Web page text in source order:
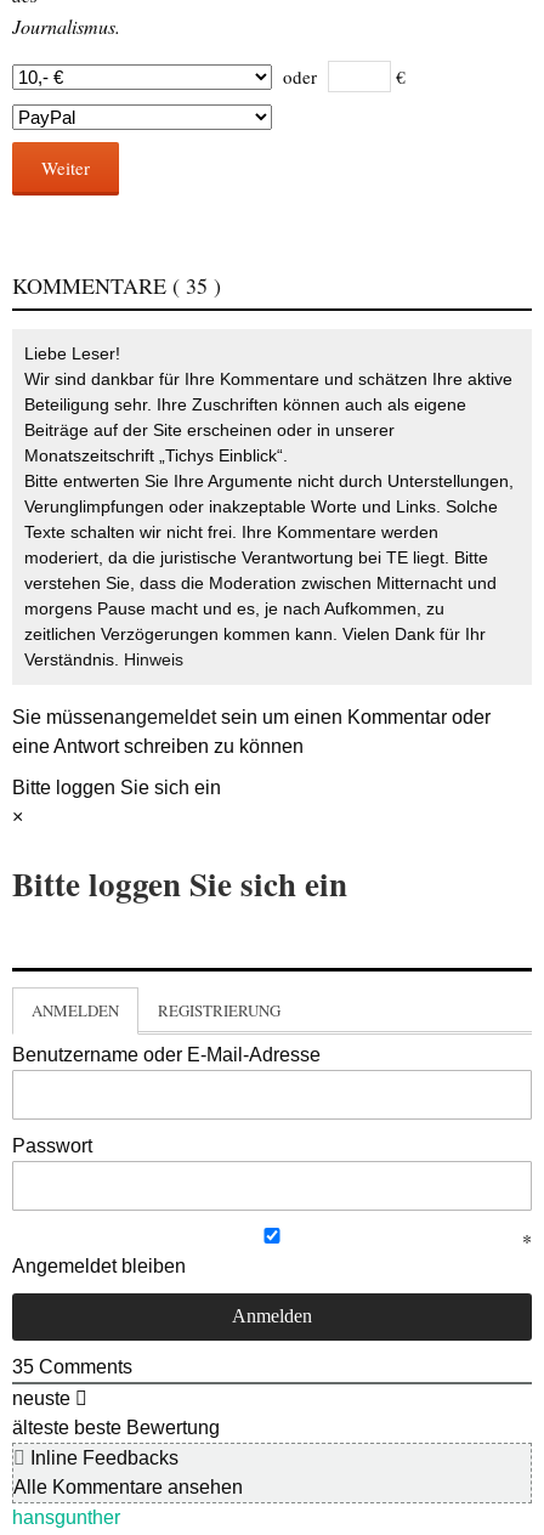
Journalismus.
oder €
Weiter
KOMMENTARE ( 35 )
Liebe Leser!
Wir sind dankbar für Ihre Kommentare und schätzen Ihre aktive
Beteiligung sehr. Ihre Zuschriften können auch als eigene
Beiträge auf der Site erscheinen oder in unserer
Monatszeitschrift „Tichys Einblick“.
Bitte entwerten Sie Ihre Argumente nicht durch Unterstellungen,
Verunglimpfungen oder inakzeptable Worte und Links. Solche
Texte schalten wir nicht frei. Ihre Kommentare werden
moderiert, da die juristische Verantwortung bei TE liegt. Bitte
verstehen Sie, dass die Moderation zwischen Mitternacht und
morgens Pause macht und es, je nach Aufkommen, zu
zeitlichen Verzögerungen kommen kann. Vielen Dank für Ihr
Verständnis. Hinweis
Sie müssenangemeldetsein um einen Kommentar oder
eine Antwort schreiben zu können
Bitte loggen Sie sich ein
×
Bitte loggen Sie sich ein
ANMELDEN REGISTRIERUNG
Benutzername oder E-Mail-Adresse
Passwort
Angemeldet bleiben
35 Comments
neuste
älteste beste Bewertung
Inline Feedbacks
Alle Kommentare ansehen
hansgunther